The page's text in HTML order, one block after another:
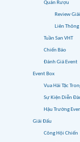
Quán Rượu
Review
Liên Thông
Tuần San VHT
Chiến Báo
Đánh Giá Event
Event Box
Vua Hải Tặc
Sự Kiện Diễn
Hậu Trường
Giải Đấu
Công Hội Chiến